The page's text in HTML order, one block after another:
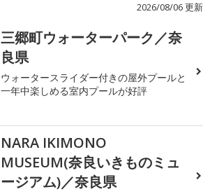
2026/08/06 更新
三郷町ウォーターパーク／奈
良県
ウォータースライダー付きの屋外プールと
一年中楽しめる室内プールが好評
NARA IKIMONO
MUSEUM(奈良いきものミュ
ージアム)／奈良県